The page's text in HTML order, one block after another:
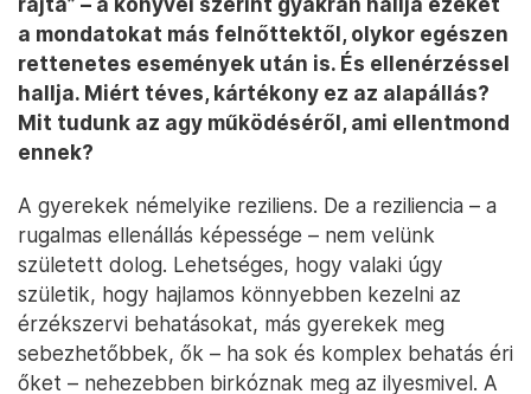
a mondatokat más felnőttektől, olykor egészen
rettenetes események után is. És ellenérzéssel
hallja. Miért téves, kártékony ez az alapállás?
Mit tudunk az agy működéséről, ami ellentmond
ennek?
A gyerekek némelyike reziliens. De a reziliencia – a
rugalmas ellenállás képessége – nem velünk
született dolog. Lehetséges, hogy valaki úgy
születik, hogy hajlamos könnyebben kezelni az
érzékszervi behatásokat, más gyerekek meg
sebezhetőbbek, ők – ha sok és komplex behatás éri
őket – nehezebben birkóznak meg az ilyesmivel. A